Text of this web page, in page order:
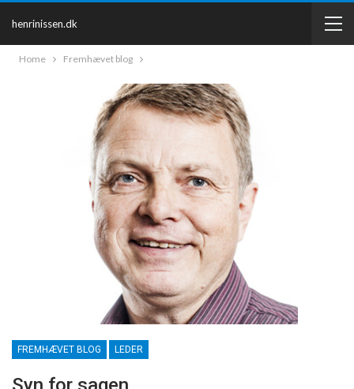
henrinissen.dk
Home Fremhævet blog
FREMHÆVET BLOG LEDER